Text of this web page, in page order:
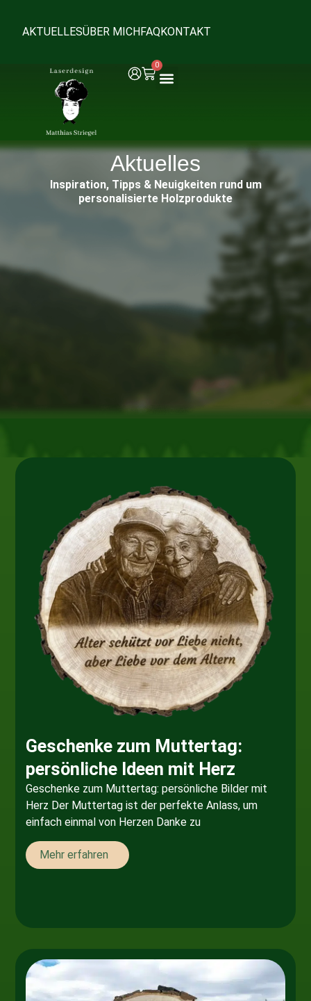
AKTUELLESÜBER MICHFAQKONTAKT
0
Aktuelles
Inspiration, Tipps & Neuigkeiten rund um
personalisierte Holzprodukte
Geschenke zum Muttertag:
persönliche Ideen mit Herz
Geschenke zum Muttertag: persönliche Bilder mit
Herz Der Muttertag ist der perfekte Anlass, um
einfach einmal von Herzen Danke zu
Mehr erfahren